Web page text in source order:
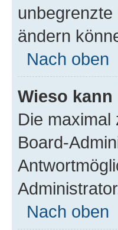
ändern
Nach oben
Wieso
Die maximal
Board-
Nach oben